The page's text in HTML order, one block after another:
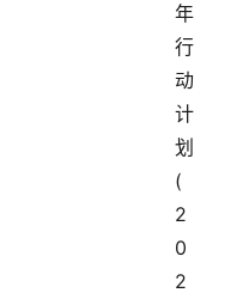
年
行
动
计
划
(
2
0
2